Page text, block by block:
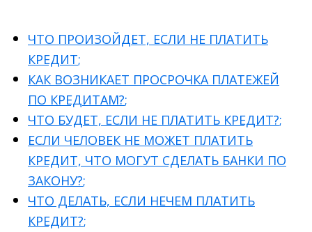
ЧТО ПРОИЗОЙДЕТ, ЕСЛИ НЕ ПЛАТИТЬ
КРЕДИТ;
КАК ВОЗНИКАЕТ ПРОСРОЧКА ПЛАТЕЖЕЙ
ПО КРЕДИТАМ?;
ЧТО БУДЕТ, ЕСЛИ НЕ ПЛАТИТЬ КРЕДИТ?;
ЕСЛИ ЧЕЛОВЕК НЕ МОЖЕТ ПЛАТИТЬ
КРЕДИТ, ЧТО МОГУТ СДЕЛАТЬ БАНКИ ПО
ЗАКОНУ?;
ЧТО ДЕЛАТЬ, ЕСЛИ НЕЧЕМ ПЛАТИТЬ
КРЕДИТ?;